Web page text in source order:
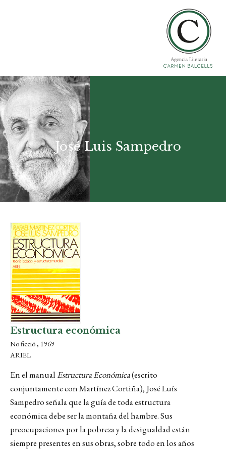
José Luis Sampedro
Estructura económica
No ficció , 1969
ARIEL
En el manual Estructura Económica(escrito
conjuntamente con Martínez Cortiña), José Luís
Sampedro señala que la guía de toda estructura
económica debe ser la montaña del hambre. Sus
preocupaciones por la pobreza y la desigualdad están
siempre presentes en sus obras, sobre todo en los años